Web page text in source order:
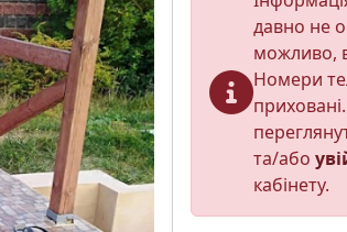
давно не
можливо,
Номери
та/або
кабінету.